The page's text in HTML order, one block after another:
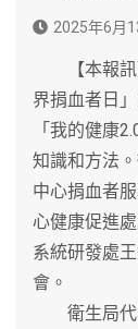
2025年6月
【本報訊
界捐血者日
「我的健康
知識和方法
中心捐血者
心健康促進
系統研發處
會。
衛生局代